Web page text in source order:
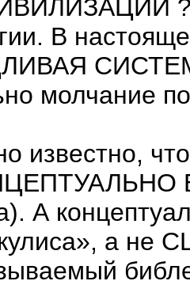
?
В
молчание
известно,
А
а не